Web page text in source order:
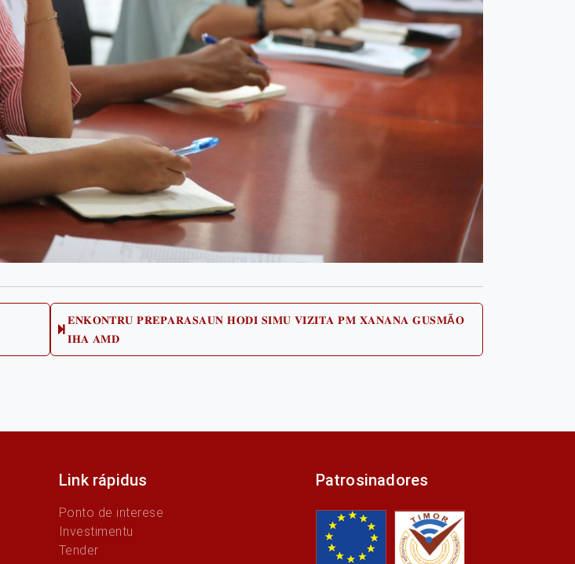
post:
𝐄𝐍𝐊𝐎𝐍𝐓𝐑𝐔 𝐏𝐑𝐄𝐏𝐀𝐑𝐀𝐒𝐀𝐔𝐍 𝐇𝐎𝐃𝐈 𝐒𝐈𝐌𝐔 𝐕𝐈𝐙𝐈𝐓𝐀 𝐏𝐌 𝐗𝐀𝐍𝐀𝐍𝐀 𝐆𝐔𝐒𝐌Ã𝐎
𝐈𝐇𝐀 𝐀𝐌𝐃
Link rápidus
Ponto de interese
Investimentu
Tender
Patrosinadores